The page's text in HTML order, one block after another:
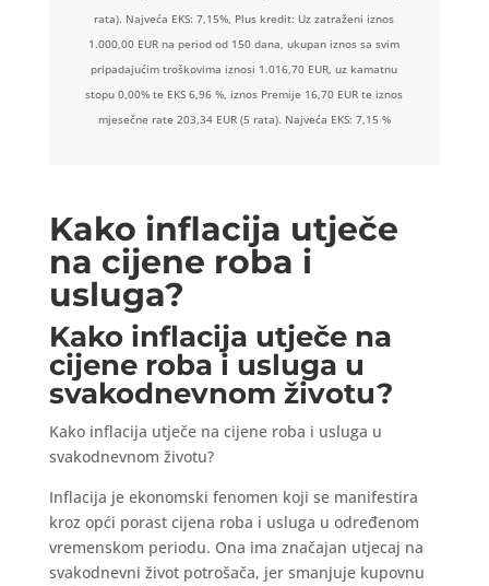
rata). Najveća EKS: 7,15%, Plus kredit: Uz zatraženi iznos
1.000,00 EUR na period od 150 dana, ukupan iznos sa svim
pripadajućim troškovima iznosi 1.016,70 EUR, uz kamatnu
stopu 0,00% te EKS 6,96 %, iznos Premije 16,70 EUR te iznos
mjesečne rate 203,34 EUR (5 rata). Najveća EKS: 7,15 %
Kako inflacija utječe
na cijene roba i
usluga?
Kako inflacija utječe na
cijene roba i usluga u
svakodnevnom životu?
Kako inflacija utječe na cijene roba i usluga u
svakodnevnom životu?
Inflacija je ekonomski fenomen koji se manifestira
kroz opći porast cijena roba i usluga u određenom
vremenskom periodu. Ona ima značajan utjecaj na
svakodnevni život potrošača, jer smanjuje kupovnu